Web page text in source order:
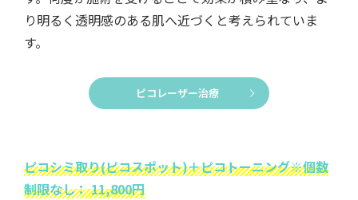
り明るく透明感のある肌へ近づくと考えられていま
す。
ピコレーザー治療
ピコシミ取り(ピコスポット)＋ピコトーニング※個数
制限なし： 11,800円